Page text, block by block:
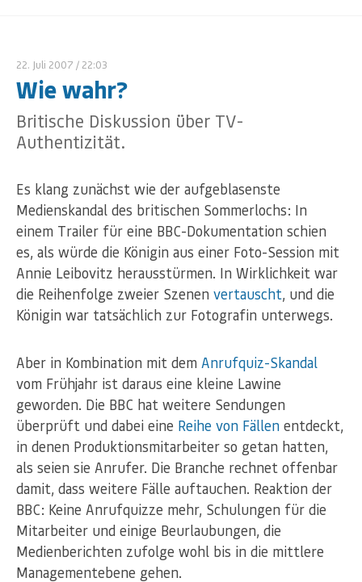
22. Juli 2007 / 22:03
Wie wahr?
Britische Diskussion über TV-
Authentizität.
Es klang zunächst wie der aufgeblasenste
Medienskandal des britischen Sommerlochs: In
einem Trailer für eine BBC-Dokumentation schien
es, als würde die Königin aus einer Foto-Session mit
Annie Leibovitz herausstürmen. In Wirklichkeit war
die Reihenfolge zweier Szenen vertauscht, und die
Königin war tatsächlich zur Fotografin unterwegs.
Aber in Kombination mit dem Anrufquiz-Skandal
vom Frühjahr ist daraus eine kleine Lawine
geworden. Die BBC hat weitere Sendungen
überprüft und dabei eine Reihe von Fällen entdeckt,
in denen Produktionsmitarbeiter so getan hatten,
als seien sie Anrufer. Die Branche rechnet offenbar
damit, dass weitere Fälle auftauchen. Reaktion der
BBC: Keine Anrufquizze mehr, Schulungen für die
Mitarbeiter und einige Beurlaubungen, die
Medienberichten zufolge wohl bis in die mittlere
Managementebene gehen.